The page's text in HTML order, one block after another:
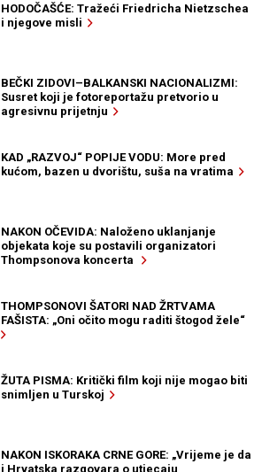
HODOČAŠĆE: Tražeći Friedricha Nietzschea
i njegove misli
BEČKI ZIDOVI–BALKANSKI NACIONALIZMI:
Susret koji je fotoreportažu pretvorio u
agresivnu prijetnju
KAD „RAZVOJ“ POPIJE VODU: More pred
kućom, bazen u dvorištu, suša na vratima
NAKON OČEVIDA: Naloženo uklanjanje
objekata koje su postavili organizatori
Thompsonova koncerta
THOMPSONOVI ŠATORI NAD ŽRTVAMA
FAŠISTA: „Oni očito mogu raditi štogod žele“
ŽUTA PISMA: Kritički film koji nije mogao biti
snimljen u Turskoj
NAKON ISKORAKA CRNE GORE: „Vrijeme je da
i Hrvatska razgovara o utjecaju